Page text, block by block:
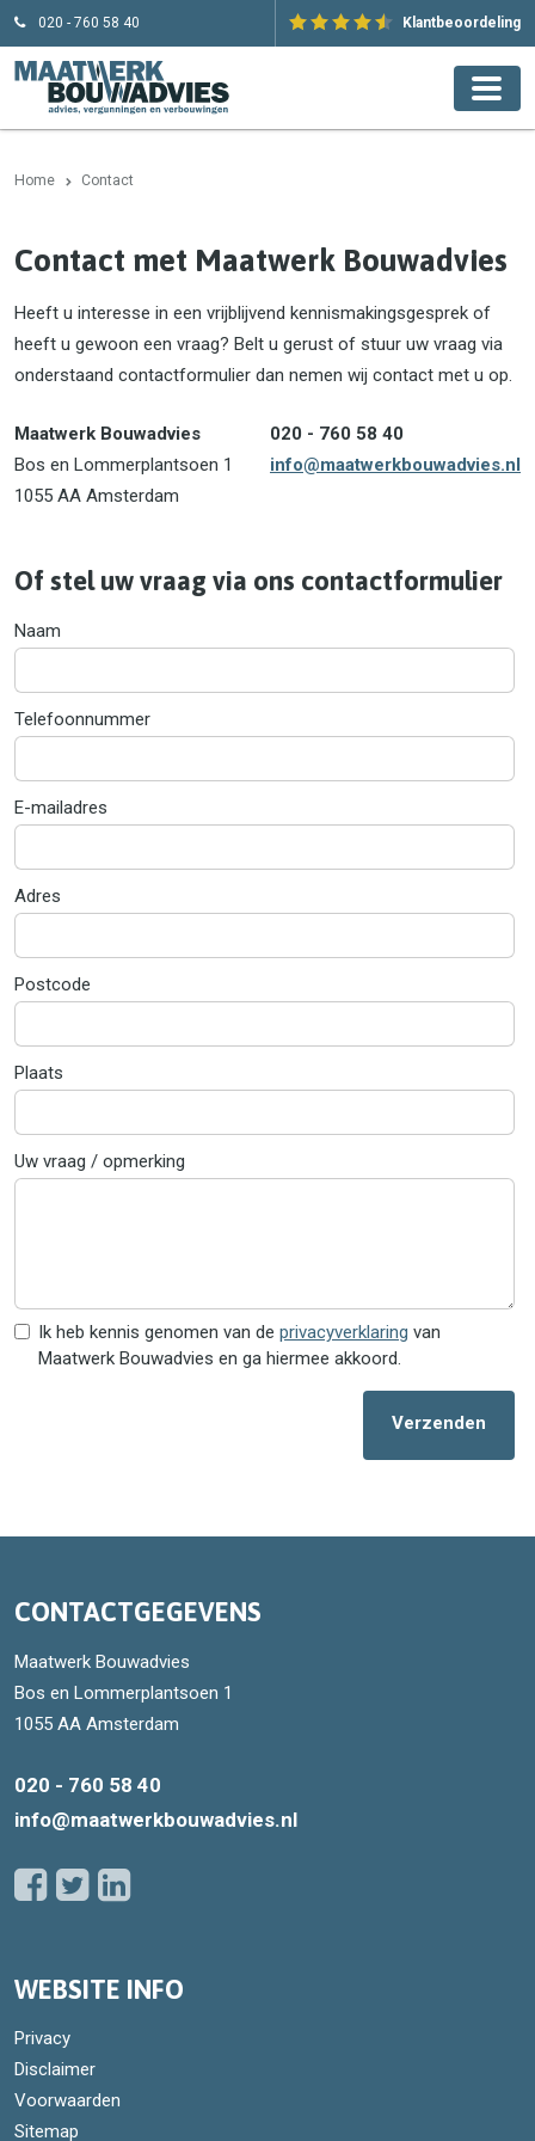
020 - 760 58 40 Klantbeoordeling
Home Contact
Contact met Maatwerk Bouwadvies
Heeft u interesse in een vrijblijvend kennismakingsgesprek of
heeft u gewoon een vraag? Belt u gerust of stuur uw vraag via
onderstaand contactformulier dan nemen wij contact met u op.
Maatwerk Bouwadvies
Bos en Lommerplantsoen 1
1055 AA Amsterdam
020 - 760 58 40
info@maatwerkbouwadvies.nl
Of stel uw vraag via ons contactformulier
Naam
Telefoonnummer
E-mailadres
Adres
Postcode
Plaats
Uw vraag / opmerking
Ik heb kennis genomen van de privacyverklaring van
Maatwerk Bouwadvies en ga hiermee akkoord.
Verzenden
CONTACTGEGEVENS
Maatwerk Bouwadvies
Bos en Lommerplantsoen 1
1055 AA Amsterdam
020 - 760 58 40
info@maatwerkbouwadvies.nl
WEBSITE INFO
Privacy
Disclaimer
Voorwaarden
Sitemap